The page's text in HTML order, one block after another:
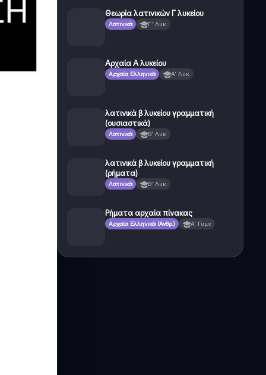
Θεωρία λατινικών Γ λυκείου
Λατινικά Γ' Λυκ.
Αρχαία Α λυκείου
Αρχαία Ελληνικά Α' Λυκ.
λατινικά β λυκείου γραμματική
(ουσιαστικά)
Λατινικά Β' Λυκ.
λατινικά β λυκείου γραμματική
(ρήματα)
Λατινικά Β' Λυκ.
Ρήματα αρχαία πίνακας
Αρχαία Ελληνικά (Ανθρ.) Α' Γυμν.